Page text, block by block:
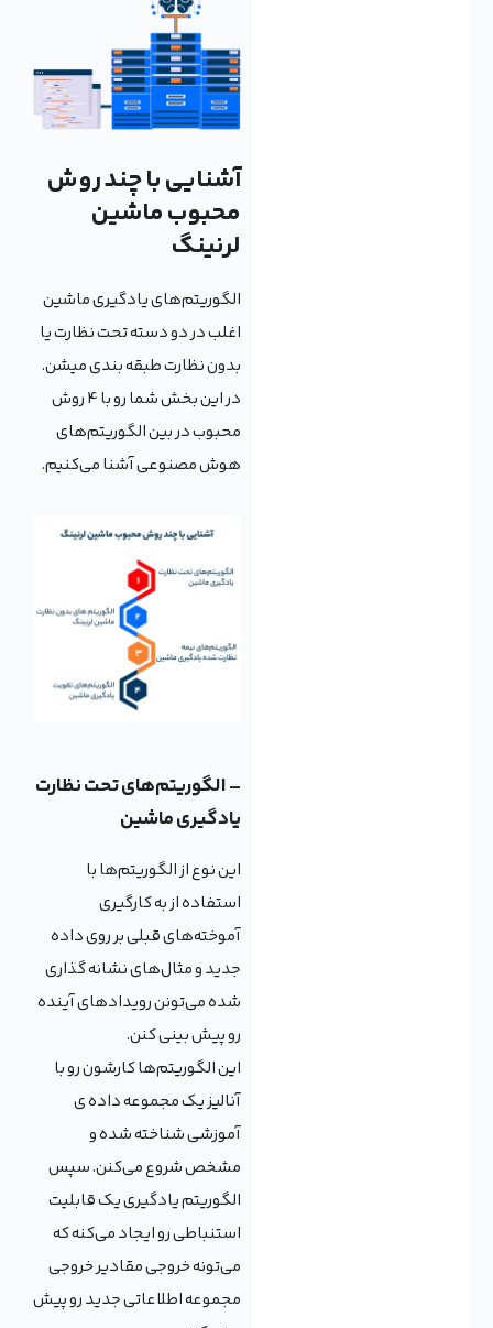
آشنایی با چند روش
محبوب ماشین
لرنینگ
الگوریتم‌های یادگیری ماشین
اغلب در دو دسته تحت نظارت یا
بدون نظارت طبقه بندی میشن.
در این بخش شما رو با 4 روش
محبوب در بین الگوریتم‌های
هوش مصنوعی آشنا می‌کنیم.
– الگوریتم‌های تحت نظارت
یادگیری ماشین
این نوع از الگوریتم‌ها با
استفاده از به کارگیری
آموخته‌های قبلی بر روی داده
جدید و مثال‌های نشانه گذاری
شده می‌تونن رویدادهای آینده
رو پیش بینی کنن.
این الگوریتم‌ها کارشون رو با
آنالیز یک مجموعه داده ی
آموزشی شناخته شده و
مشخص شروع می‌کنن. سپس
الگوریتم یادگیری یک قابلیت
استنباطی رو ایجاد می‌کنه که
می‌تونه خروجی مقادیر خروجی
مجموعه اطلاعاتی جدید رو پیش